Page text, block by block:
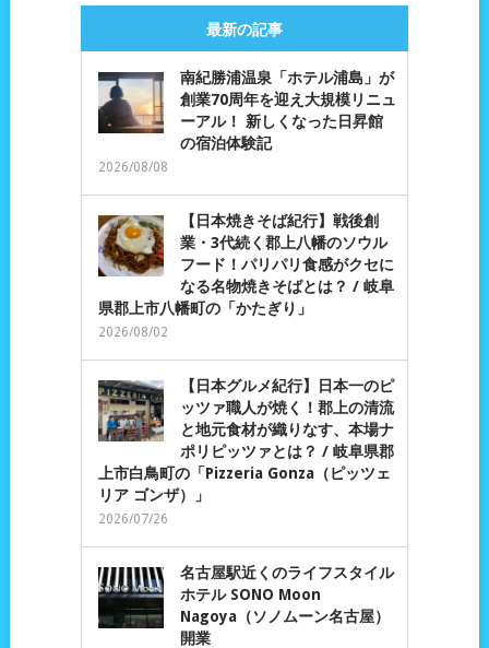
最新の記事
南紀勝浦温泉「ホテル浦島」が
創業70周年を迎え大規模リニュ
ーアル！ 新しくなった日昇館
の宿泊体験記
2026/08/08
【日本焼きそば紀行】戦後創
業・3代続く郡上八幡のソウル
フード！パリパリ食感がクセに
なる名物焼きそばとは？ / 岐阜
県郡上市八幡町の「かたぎり」
2026/08/02
【日本グルメ紀行】日本一のピ
ッツァ職人が焼く！郡上の清流
と地元食材が織りなす、本場ナ
ポリピッツァとは？ / 岐阜県郡
上市白鳥町の「Pizzeria Gonza（ピッツェ
リア ゴンザ）」
2026/07/26
名古屋駅近くのライフスタイル
ホテル SONO Moon
Nagoya（ソノムーン名古屋）
開業